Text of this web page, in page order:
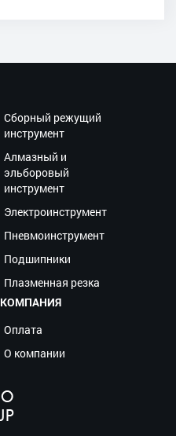
Сборный режущий
инструмент
Алмазный и
эльборовый
инструмент
Электроинструмент
Пневмоинструмент
Подшипники
Плазменная резка
КОМПАНИЯ
Оплата
О компании